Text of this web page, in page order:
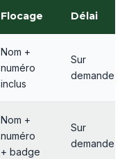
Flocage Délai
Nom +
numéro
inclus
Sur
demande
Nom +
numéro
+ badge
Sur
demande